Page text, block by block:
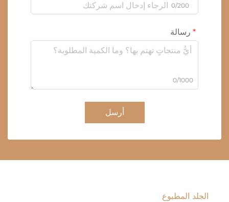
0/200
رسالة
0/1000
أرسل
الجلد المطبوع